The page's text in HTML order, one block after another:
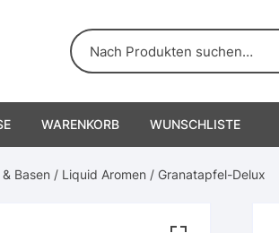
WARENKORB WUNSCHLISTE
Basen / Liquid Aromen / Granatapfel-Delux